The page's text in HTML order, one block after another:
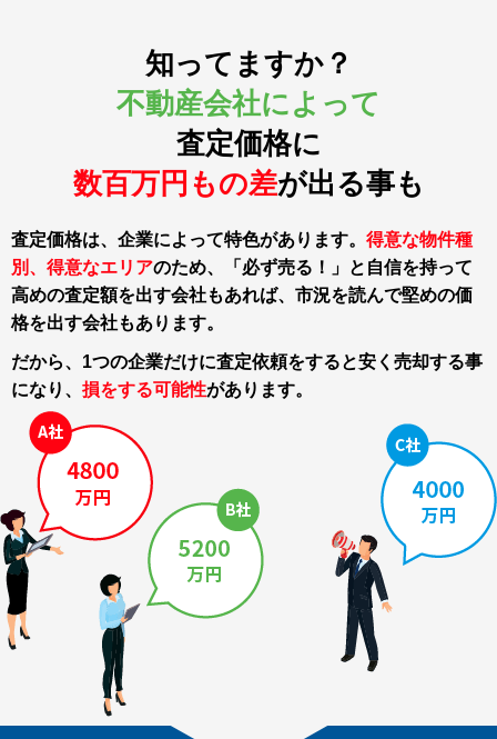
知ってますか？
不動産会社によって
査定価格に
数百万円もの差が出る事も
査定価格は、企業によって特色があります。 得意な物件種
別、得意なエリアのため、「必ず売る！」と自信を持って
高めの査定額を出す会社もあれば、市況を読んで堅めの価
格を出す会社もあります。
だから、1つの企業だけに査定依頼をすると安く売却する事
になり、 損をする可能性があります。